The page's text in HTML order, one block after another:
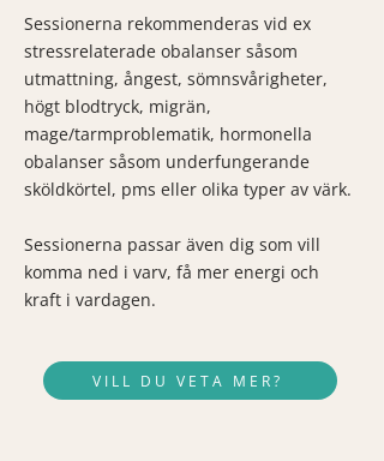
Sessionerna rekommenderas vid ex
stressrelaterade obalanser såsom
utmattning, ångest, sömnsvårigheter,
högt blodtryck, migrän,
mage/tarmproblematik, hormonella
obalanser såsom underfungerande
sköldkörtel, pms eller olika typer av värk.
Sessionerna passar även dig som vill
komma ned i varv, få mer energi och
kraft i vardagen.
VILL DU VETA MER?